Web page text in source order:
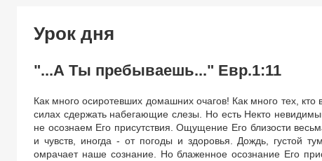
Урок дня
"...А Ты пребываешь..." Евр.1:11
Как много осиротевших домашних очагов! Как много тех,
силах сдержать набегающие слезы. Но есть Некто
не осознаем Его присутствия. Ощущение Его близости
и чувств, иногда - от погоды и здоровья. Дождь, густой
омрачает наше сознание. Но блаженное осознание Его